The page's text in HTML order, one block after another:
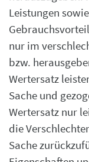
Leistungen
nur im
bzw.
Wertersatz
Sache und
Wertersatz nur
die
Sache